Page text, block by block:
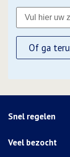
Of ga
Snel regelen
Veel bezocht